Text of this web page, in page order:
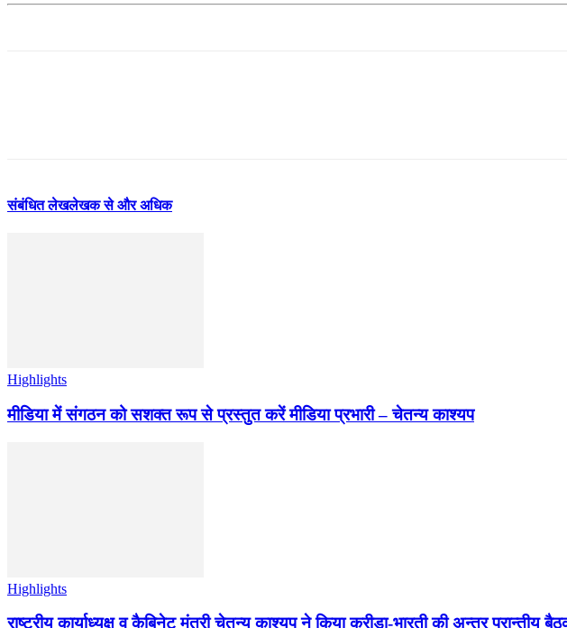
संबंधित लेखलेखक से और अधिक
Highlights
मीडिया में संगठन को सशक्त रूप से प्रस्तुत करें मीडिया प्रभारी – चेतन्य काश्यप
Highlights
राष्ट्रीय कार्याध्यक्ष व कैबिनेट मंत्री चेतन्य काश्यप ने किया क्रीड़ा-भारती की अन्तर प्रान्तीय